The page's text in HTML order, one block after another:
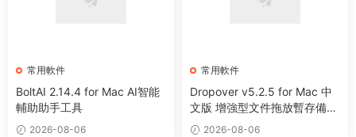
常用軟件
BoltAI 2.14.4 for Mac AI智能
輔助助手工具
2026-08-06
常用軟件
Dropover v5.2.5 for Mac 中
文版 增強型文件拖放暫存備用
整理工具
2026-08-06